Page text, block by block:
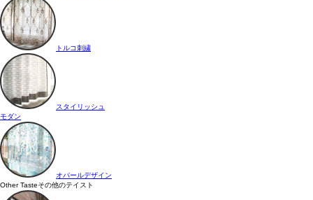
トルコ刺繍
スタイリッシュ
モダン
オパールデザイン
Other Tasteその他のテイスト